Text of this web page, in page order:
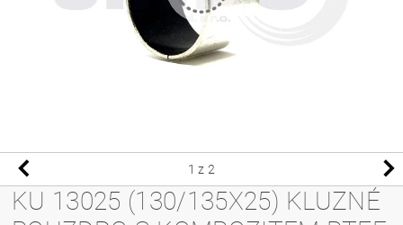
1 z 2
KU 13025 (130/135X25) KLUZNÉ